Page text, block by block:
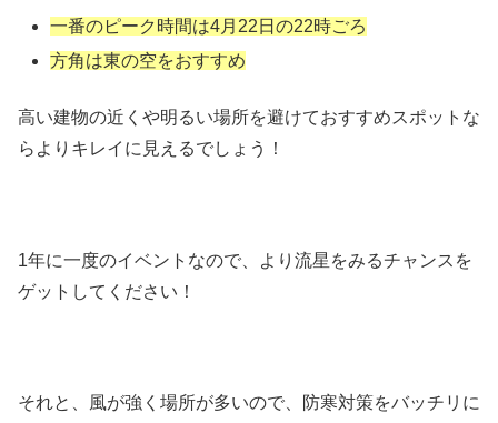
一番のピーク時間は4月22日の22時ごろ
方角は東の空をおすすめ
高い建物の近くや明るい場所を避けておすすめスポットな
らよりキレイに見えるでしょう！
1年に一度のイベントなので、より流星をみるチャンスを
ゲットしてください！
それと、風が強く場所が多いので、防寒対策をバッチリに